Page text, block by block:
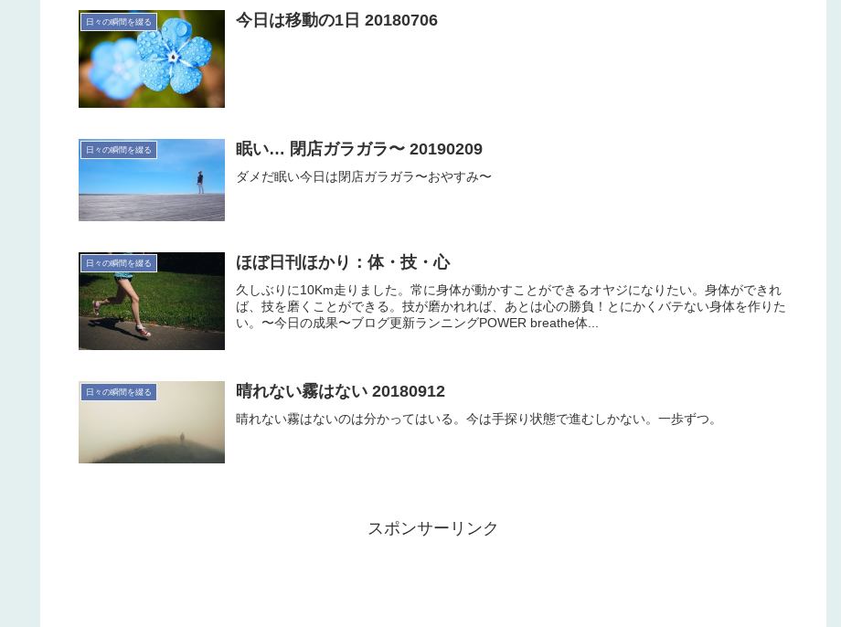
日々の瞬間を綴る 今日は移動の1日 20180706
日々の瞬間を綴る 眠い… 閉店ガラガラ〜 20190209
ダメだ眠い今日は閉店ガラガラ〜おやすみ〜
日々の瞬間を綴る ほぼ日刊ほかり：体・技・心
久しぶりに10Km走りました。常に身体が動かすことができるオヤジになりたい。身体ができれ
ば、技を磨くことができる。技が磨かれれば、あとは心の勝負！とにかくバテない身体を作りた
い。〜今日の成果〜ブログ更新ランニングPOWER breathe体...
日々の瞬間を綴る 晴れない霧はない 20180912
晴れない霧はないのは分かってはいる。今は手探り状態で進むしかない。一歩ずつ。
スポンサーリンク